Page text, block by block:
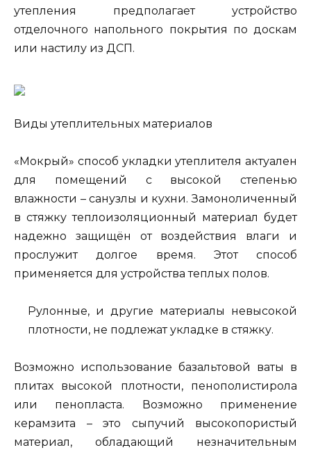
утепления предполагает устройство
отделочного напольного покрытия по доскам
или настилу из ДСП.
Виды утеплительных материалов
«Мокрый» способ укладки утеплителя актуален
для помещений с высокой степенью
влажности – санузлы и кухни. Замоноличенный
в стяжку теплоизоляционный материал будет
надежно защищён от воздействия влаги и
прослужит долгое время. Этот способ
применяется для устройства теплых полов.
Рулонные, и другие материалы невысокой
плотности, не подлежат укладке в стяжку.
Возможно использование базальтовой ваты в
плитах высокой плотности, пенополистирола
или пенопласта. Возможно применение
керамзита – это сыпучий высокопористый
материал, обладающий незначительным